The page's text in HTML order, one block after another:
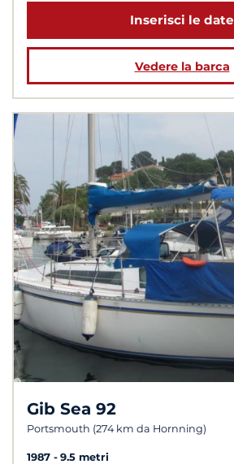
Inserisci le date
Vedere la barca
Gib Sea 92
Portsmouth (274 km da Hornning)
1987
9.5 metri